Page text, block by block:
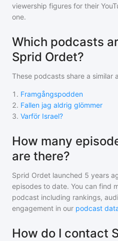
viewership figures for their
one.
Which podcasts
Sprid Ordet?
These podcasts share a similar
1 . Framgångspodden
2. Fallen jag aldrig glömmer
3. Varför Israel?
How many
are there?
Sprid Ordet launched 5 years
episodes to date. You can find
podcast including rankings,
engagement in our podcast
How do I contact